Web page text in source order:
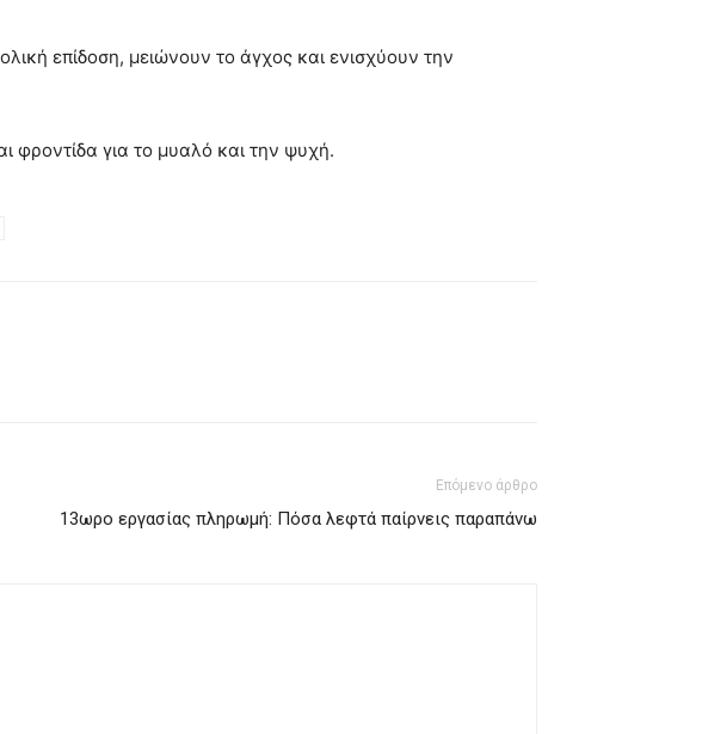
επίδοση, μειώνουν το άγχος και ενισχύουν την
φροντίδα για το μυαλό και την ψυχή.
Επόμενο άρθρο
13ωρο εργασίας πληρωμή: Πόσα λεφτά παίρνεις παραπάνω